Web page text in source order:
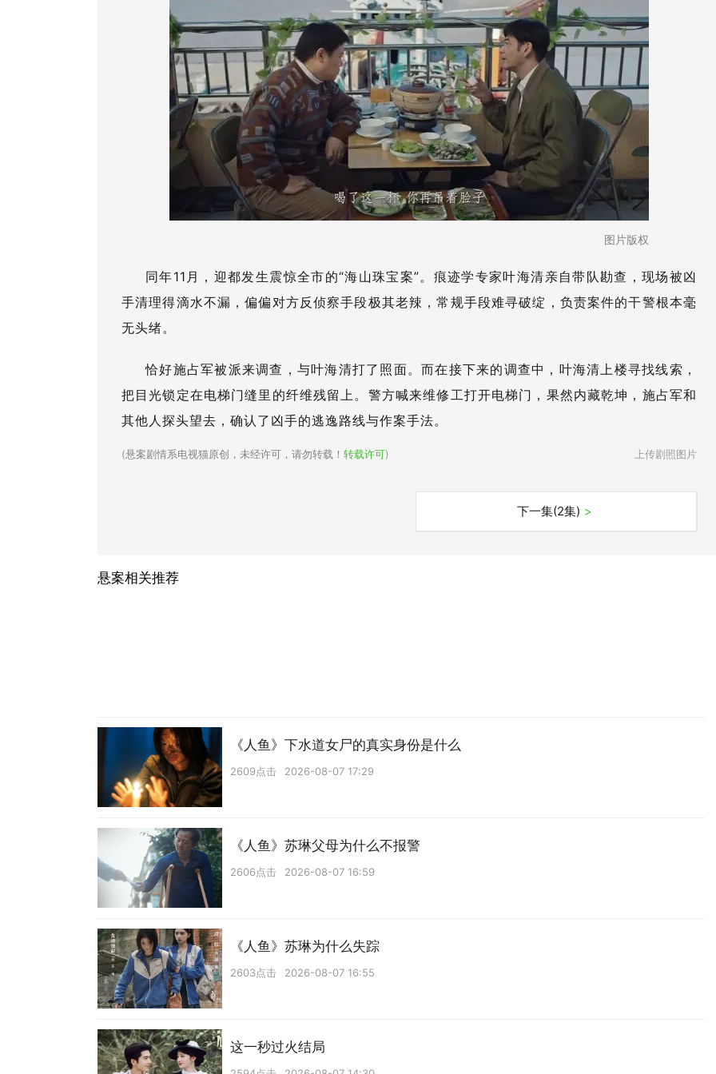
图片版权
同年11月，迎都发生震惊全市的“海山珠宝案”。痕迹学专家叶海清亲自带队勘查，现场被凶
手清理得滴水不漏，偏偏对方反侦察手段极其老辣，常规手段难寻破绽，负责案件的干警根本毫
无头绪。
恰好施占军被派来调查，与叶海清打了照面。而在接下来的调查中，叶海清上楼寻找线索，
把目光锁定在电梯门缝里的纤维残留上。警方喊来维修工打开电梯门，果然内藏乾坤，施占军和
其他人探头望去，确认了凶手的逃逸路线与作案手法。
(悬案剧情系电视猫原创，未经许可，请勿转载！ 转载许可) 上传剧照图片
下一集(2集) >
悬案相关推荐
《人鱼》下水道女尸的真实身份是什么
2609点击 2026-08-07 17:29
《人鱼》苏琳父母为什么不报警
2606点击 2026-08-07 16:59
《人鱼》苏琳为什么失踪
2603点击 2026-08-07 16:55
这一秒过火结局